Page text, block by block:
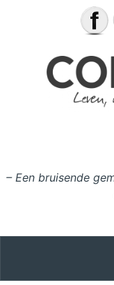
– Een bruisende